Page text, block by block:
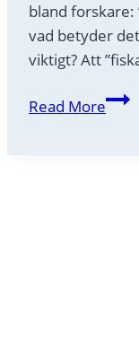
bland forskare:
vad betyder
viktigt? Att
Read MoreFiska